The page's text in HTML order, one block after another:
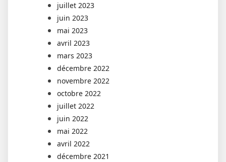
juillet 2023
juin 2023
mai 2023
avril 2023
mars 2023
décembre 2022
novembre 2022
octobre 2022
juillet 2022
juin 2022
mai 2022
avril 2022
décembre 2021